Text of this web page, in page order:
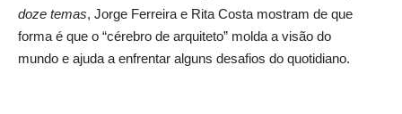
doze temas, Jorge Ferreira e Rita Costa mostram de que
forma é que o “cérebro de arquiteto” molda a visão do
mundo e ajuda a enfrentar alguns desafios do quotidiano.